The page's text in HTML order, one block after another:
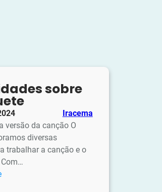
sobre
Iracema
versão da canção O
diversas
trabalhar a canção e o
: